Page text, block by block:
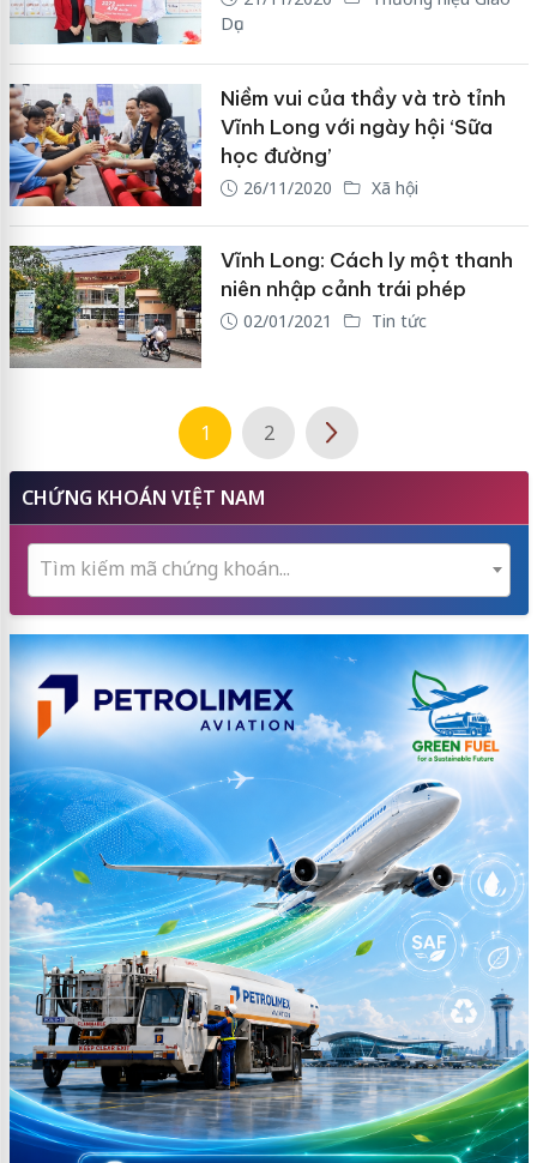
Dục
Niềm vui của thầy và trò tỉnh
Vĩnh Long với ngày hội ‘Sữa
học đường’
26/11/2020 Xã hội
Vĩnh Long: Cách ly một thanh
niên nhập cảnh trái phép
02/01/2021 Tin tức
1 2
CHỨNG KHOÁN VIỆT NAM
Tìm kiếm mã chứng khoán...